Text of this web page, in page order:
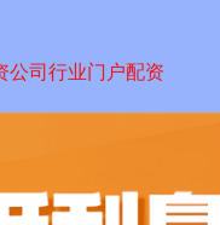
公司行业门户配资